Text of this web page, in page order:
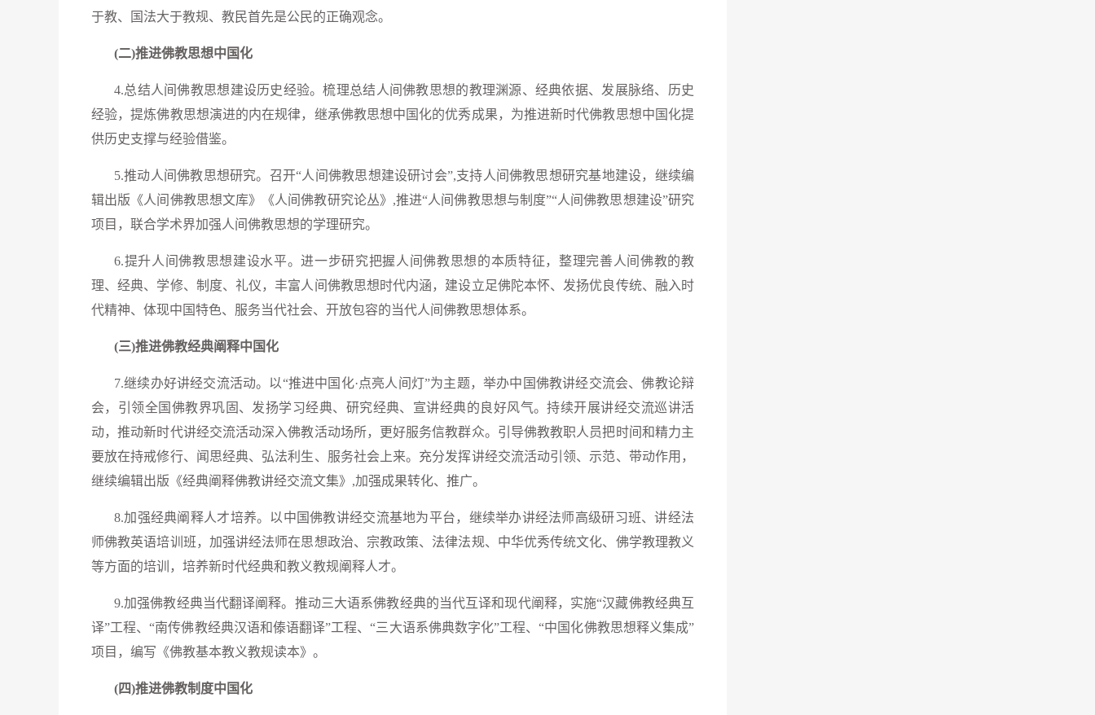
于教、国法大于教规、教民首先是公民的正确观念。
(二)推进佛教思想中国化
4.总结人间佛教思想建设历史经验。梳理总结人间佛教思想的教理渊源、经典依据、发展脉络、历史
经验，提炼佛教思想演进的内在规律，继承佛教思想中国化的优秀成果，为推进新时代佛教思想中国化提
供历史支撑与经验借鉴。
5.推动人间佛教思想研究。召开“人间佛教思想建设研讨会”,支持人间佛教思想研究基地建设，继续编
辑出版《人间佛教思想文库》《人间佛教研究论丛》,推进“人间佛教思想与制度”“人间佛教思想建设”研究
项目，联合学术界加强人间佛教思想的学理研究。
6.提升人间佛教思想建设水平。进一步研究把握人间佛教思想的本质特征，整理完善人间佛教的教
理、经典、学修、制度、礼仪，丰富人间佛教思想时代内涵，建设立足佛陀本怀、发扬优良传统、融入时
代精神、体现中国特色、服务当代社会、开放包容的当代人间佛教思想体系。
(三)推进佛教经典阐释中国化
7.继续办好讲经交流活动。以“推进中国化·点亮人间灯”为主题，举办中国佛教讲经交流会、佛教论辩
会，引领全国佛教界巩固、发扬学习经典、研究经典、宣讲经典的良好风气。持续开展讲经交流巡讲活
动，推动新时代讲经交流活动深入佛教活动场所，更好服务信教群众。引导佛教教职人员把时间和精力主
要放在持戒修行、闻思经典、弘法利生、服务社会上来。充分发挥讲经交流活动引领、示范、带动作用，
继续编辑出版《经典阐释佛教讲经交流文集》,加强成果转化、推广。
8.加强经典阐释人才培养。以中国佛教讲经交流基地为平台，继续举办讲经法师高级研习班、讲经法
师佛教英语培训班，加强讲经法师在思想政治、宗教政策、法律法规、中华优秀传统文化、佛学教理教义
等方面的培训，培养新时代经典和教义教规阐释人才。
9.加强佛教经典当代翻译阐释。推动三大语系佛教经典的当代互译和现代阐释，实施“汉藏佛教经典互
译”工程、“南传佛教经典汉语和傣语翻译”工程、“三大语系佛典数字化”工程、“中国化佛教思想释义集成”
项目，编写《佛教基本教义教规读本》。
(四)推进佛教制度中国化